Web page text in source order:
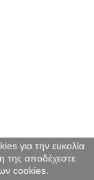
για την ευκολία
της αποδέχεστε
cookies.